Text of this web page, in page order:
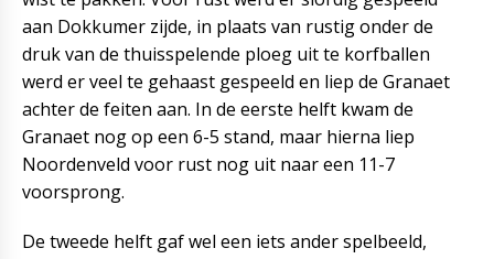
aan Dokkumer zijde, in plaats van rustig onder de
druk van de thuisspelende ploeg uit te korfballen
werd er veel te gehaast gespeeld en liep de Granaet
achter de feiten aan. In de eerste helft kwam de
Granaet nog op een 6-5 stand, maar hierna liep
Noordenveld voor rust nog uit naar een 11-7
voorsprong.
De tweede helft gaf wel een iets ander spelbeeld,